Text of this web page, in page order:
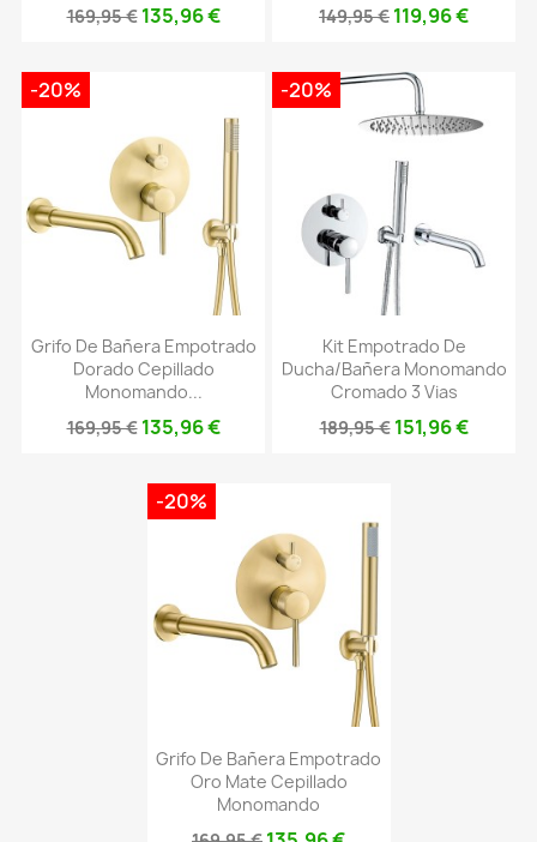
169,95 € 135,96 €
149,95 € 119,96 €
Grifo De Bañera Empotrado
Dorado Cepillado
Monomando...
169,95 € 135,96 €
-20%
Kit Empotrado De
Ducha/bañera Monomando
Cromado 3 Vias
189,95 € 151,96 €
-20%
Grifo De Bañera Empotrado
Oro Mate Cepillado
Monomando
-20%